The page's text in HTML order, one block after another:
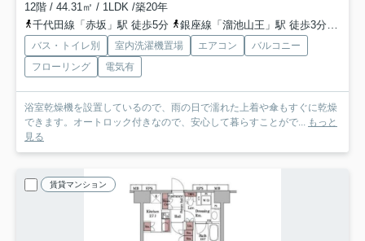
12階 / 44.31㎡ / 1LDK /築20年
千代田線「赤坂」駅 徒歩5分
銀座線「溜池山王」駅 徒歩3分
バス・トイレ別 室内洗濯機置場 エアコン
バルコニー
フローリング
電気有
浴室乾燥機を設置しているので、雨の日で濡れた上着や傘もすぐに乾燥
できます。オートロック付きなので、安心して暮らすことがで... もっと
見る
賃貸マンション